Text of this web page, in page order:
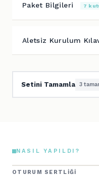
Paket Bilgileri 7
Aletsiz Kurulum
Setini Tamamla 3
NASIL YAPILDI?
OTURUM SERTLIĞI